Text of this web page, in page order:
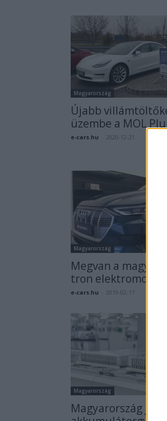
Magyarország
Újabb
üzembe a MOL
e-cars.hu 2020-12-21
Magyarország
Megvan a
tron elektromos
e-cars.hu 2019-02-17
Magyarország
Magyarország